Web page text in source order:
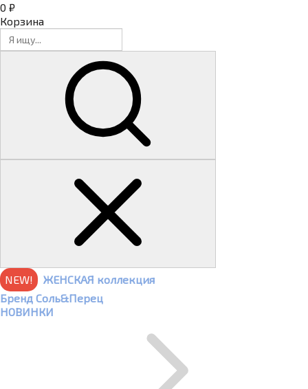
0 ₽
Корзина
NEW!
ЖЕНСКАЯ коллекция
Бренд Соль&Перец
НОВИНКИ